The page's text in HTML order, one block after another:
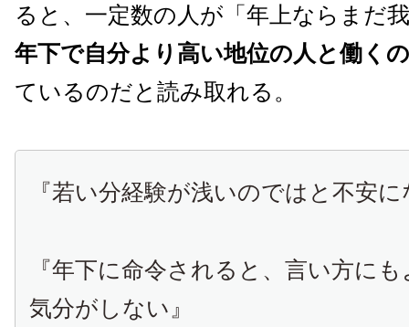
ると、一定数の人が「年上ならまだ
年下で自分より高い地位の人と働く
ているのだと読み取れる。
『若い分経験が浅いのではと不安
『年下に命令されると、言い方に
気分がしない』